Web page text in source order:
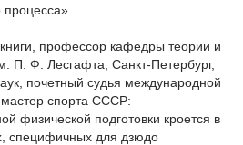
профессор кафедры теории и
П. Ф. Лесгафта, Санкт-Петербург,
почетный судья международной
спорта СССР:
физической подготовки кроется в
специфичных для дзюдо